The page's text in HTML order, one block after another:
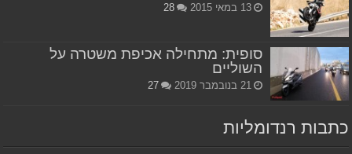
13 במאי 2015 28
סופית: מתחילה אכיפת משטרה על
השוליים
21 בנובמבר 2019 27
כתבות רנדומליות